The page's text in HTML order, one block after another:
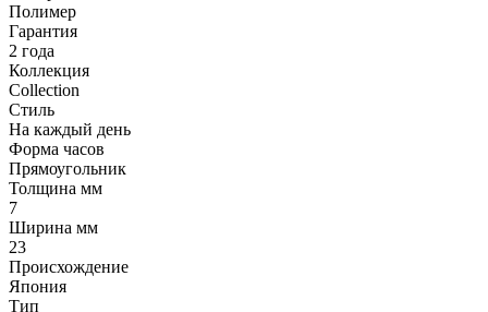
Полимер
Гарантия
2 года
Коллекция
Collection
Стиль
На каждый день
Форма часов
Прямоугольник
Толщина мм
7
Ширина мм
23
Происхождение
Япония
Тип